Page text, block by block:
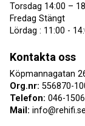
Torsdag 14:00 –
Fredag Stängt
Lördag : 11:00 -
Kontakta oss
Köpmannagatan
Org.nr: 556870-
Telefon: 046-
Mail: info@rehifi.se